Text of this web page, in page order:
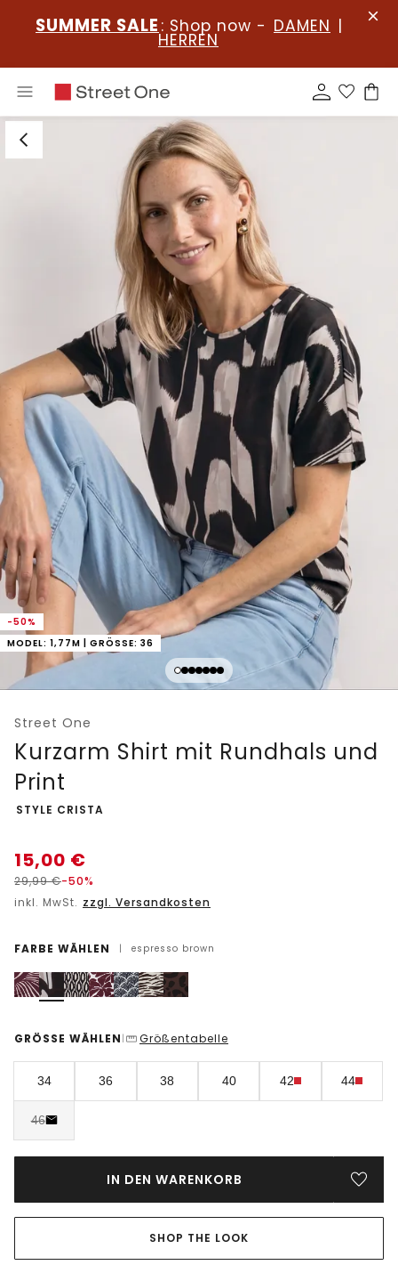
SUMMER SALE : Shop now - DAMEN |
HERREN
-50%
MODEL: 1,77M | GRÖSSE: 36
Street One
Kurzarm Shirt mit Rundhals und
Print
-
STYLE CRISTA
15,00 €
29,99€-50%
inkl. MwSt. zzgl. Versandkosten
FARBE WÄHLEN | espresso brown
GRÖSSE WÄHLEN | Größentabelle
34 36 38 40 42 44
46
IN DEN WARENKORB
SHOP THE LOOK